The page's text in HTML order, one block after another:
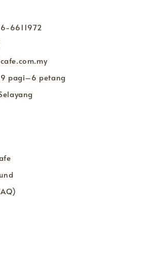
6611972
pagi–6 petang